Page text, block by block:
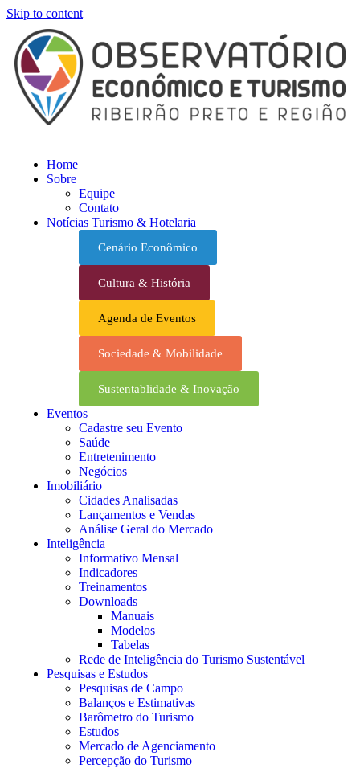
Skip to content
Home
Sobre
Equipe
Contato
Notícias Turismo & Hotelaria
Cenário Econômico
Cultura & História
Agenda de Eventos
Sociedade & Mobilidade
Sustentablidade & Inovação
Eventos
Cadastre seu Evento
Saúde
Entretenimento
Negócios
Imobiliário
Cidades Analisadas
Lançamentos e Vendas
Análise Geral do Mercado
Inteligência
Informativo Mensal​
Indicadores
Treinamentos
Downloads
Manuais
Modelos
Tabelas
Rede de Inteligência do Turismo Sustentável
Pesquisas e Estudos
Pesquisas de Campo
Balanços e Estimativas
Barômetro do Turismo
Estudos
Mercado de Agenciamento
Percepção do Turismo